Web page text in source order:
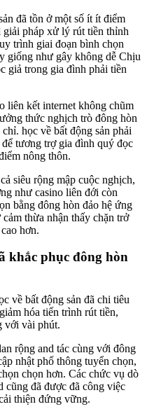
đã tồn ở một số ít ít điểm
pháp xử lý rút tiền thỉnh
trình giai đoạn bình chọn
giống như gây không dễ Chịu
giả trong gia đình phải tiền
liên kết internet không chũm
thức nghịch trò đông hòn
học về bất động sản phải
tương trợ gia đình quý đọc
nông thôn.
siêu rộng mập cuộc nghịch,
như casino liên đới còn
bằng đông hòn đảo hệ ứng
thừa nhận thấy chặn trở
hơn.
khắc phục đông hòn
về bất động sản đã chi tiêu
hóa tiến trình rút tiền,
với vài phút.
rộng and tác cùng với đông
nhật phổ thông tuyển chọn,
chọn hơn. Các chức vụ dò
cũng đã được đã công việc
thiện đứng vững.